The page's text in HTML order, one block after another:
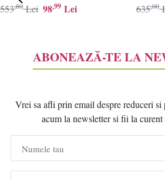
98,99 Lei
553,80 Lei 635,00
ABONEAZĂ-TE LA
Vrei sa afli prin email despre reduceri
acum la newsletter si fii la
Numele tau